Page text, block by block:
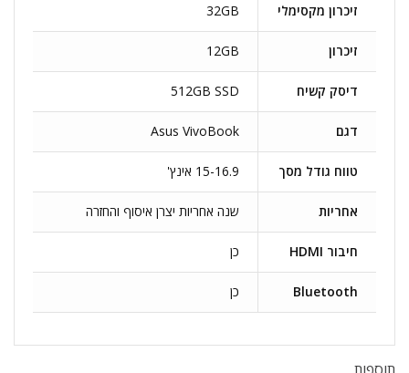
זיכרון מקסימלי 32GB
זיכרון 12GB
דיסק קשיח 512GB SSD
דגם Asus VivoBook
טווח גודל מסך 15-16.9 אינץ'
אחריות שנה אחריות יצרן איסוף והחזרה
חיבור HDMI כן
Bluetooth כן